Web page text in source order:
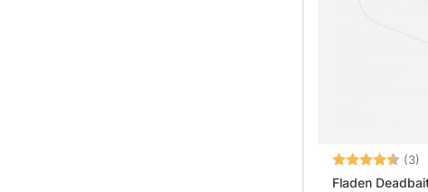
Arvio: (3)
Fladen